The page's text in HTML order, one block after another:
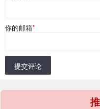
你的邮箱*
提交评论